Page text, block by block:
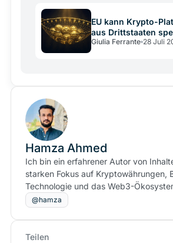
EU kann Krypto-
aus Drittstaaten
Sanktionsmittel
Giulia Ferrante 28 Juli
Hamza Ahmed
Ich bin ein erfahrener Autor von
starken Fokus auf Kryptowährungen,
Technologie und das Web3-
@hamza
Teilen